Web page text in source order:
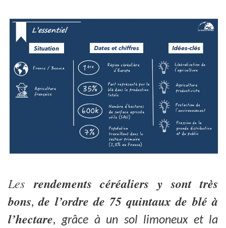
Lesrendements céréaliers y sont très
bons,de l’ordre de 75 quintaux de blé à
l’hectare, grâce à un sol limoneux et la